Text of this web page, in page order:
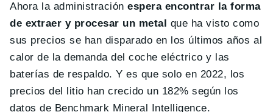
Ahora la administraciónespera encontrar la forma
de extraer y procesar un metal que ha visto como
sus precios se han disparado en los últimos años al
calor de la demanda del coche eléctrico y las
baterías de respaldo. Y es que solo en 2022, los
precios del litio han crecido un 182% según los
datos de Benchmark Mineral Intelligence.